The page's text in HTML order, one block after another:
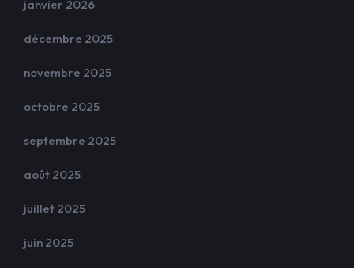
janvier 2026
décembre 2025
novembre 2025
octobre 2025
septembre 2025
août 2025
juillet 2025
juin 2025